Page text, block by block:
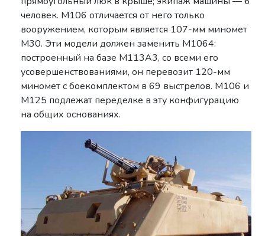
человек. М106 отличается от него только
вооружением, которым является 107-мм миномет
М30. Эти модели должен заменить М1064:
построенный на базе М113А3, со всеми его
усовершенствованиями, он перевозит 120-мм
миномет с боекомплектом в 69 выстрелов. М106 и
М125 подлежат переделке в эту конфигурацию
на общих основаниях.